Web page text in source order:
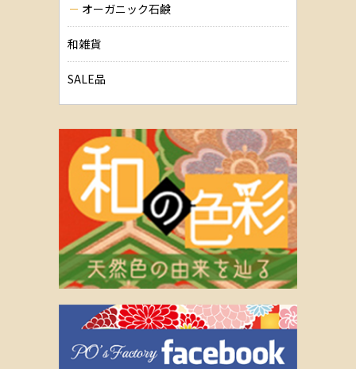
オーガニック石鹸
和雑貨
SALE品